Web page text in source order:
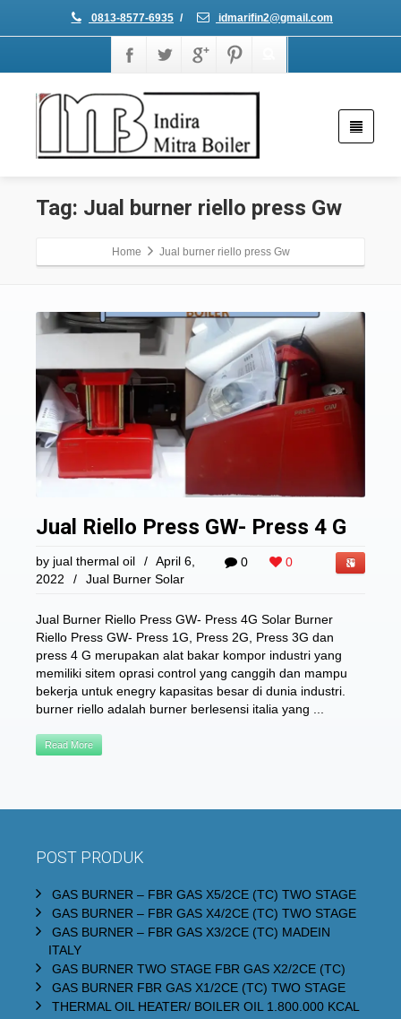
0813-8577-6935 / idmarifin2@gmail.com
Tag: Jual burner riello press Gw
Home Jual burner riello press Gw
Jual Riello Press GW- Press 4 G
0 0
by jual thermal oil / April 6,
2022
/ Jual Burner Solar
Jual Burner Riello Press GW- Press 4G Solar Burner
Riello Press GW- Press 1G, Press 2G, Press 3G dan
press 4 G merupakan alat bakar kompor industri yang
memiliki sitem oprasi control yang canggih dan mampu
bekerja untuk enegry kapasitas besar di dunia industri.
burner riello adalah burner berlesensi italia yang ...
Read More
POST PRODUK
GAS BURNER – FBR GAS X5/2CE (TC) TWO STAGE
GAS BURNER – FBR GAS X4/2CE (TC) TWO STAGE
GAS BURNER – FBR GAS X3/2CE (TC) MADEIN
ITALY
GAS BURNER TWO STAGE FBR GAS X2/2CE (TC)
GAS BURNER FBR GAS X1/2CE (TC) TWO STAGE
THERMAL OIL HEATER/ BOILER OIL 1.800.000 KCAL